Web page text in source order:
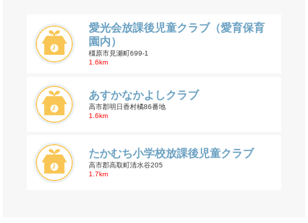
愛光会放課後児童クラブ（愛育保育
園内）
橿原市見瀬町699-1
1.6km
あすかなかよしクラブ
高市郡明日香村橘86番地
1.6km
たかむち小学校放課後児童クラブ
高市郡高取町清水谷205
1.7km